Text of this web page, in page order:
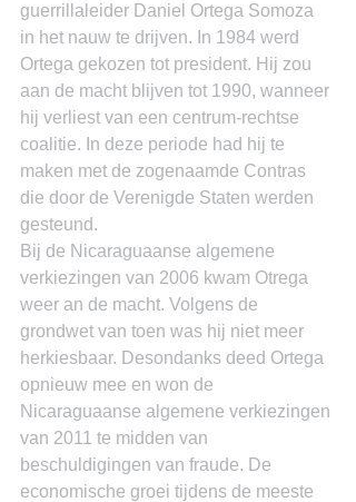
guerrillaleider Daniel Ortega Somoza
in het nauw te drijven. In 1984 werd
Ortega gekozen tot president. Hij zou
aan de macht blijven tot 1990, wanneer
hij verliest van een centrum-rechtse
coalitie. In deze periode had hij te
maken met de zogenaamde Contras
die door de Verenigde Staten werden
gesteund.
Bij de Nicaraguaanse algemene
verkiezingen van 2006 kwam Otrega
weer an de macht. Volgens de
grondwet van toen was hij niet meer
herkiesbaar. Desondanks deed Ortega
opnieuw mee en won de
Nicaraguaanse algemene verkiezingen
van 2011 te midden van
beschuldigingen van fraude. De
economische groei tijdens de meeste